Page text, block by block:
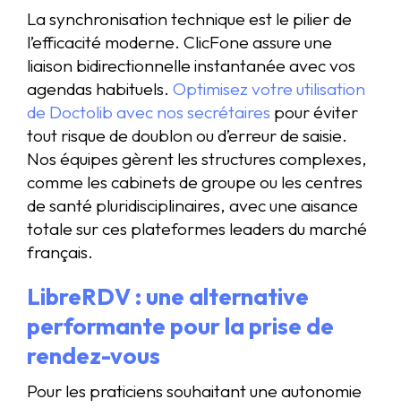
La synchronisation technique est le pilier de
l’efficacité moderne. ClicFone assure une
liaison bidirectionnelle instantanée avec vos
agendas habituels. Optimisez votre utilisation
de Doctolib avec nos secrétaires pour éviter
tout risque de doublon ou d’erreur de saisie.
Nos équipes gèrent les structures complexes,
comme les cabinets de groupe ou les centres
de santé pluridisciplinaires, avec une aisance
totale sur ces plateformes leaders du marché
français.
LibreRDV : une alternative
performante pour la prise de
rendez-vous
Pour les praticiens souhaitant une autonomie